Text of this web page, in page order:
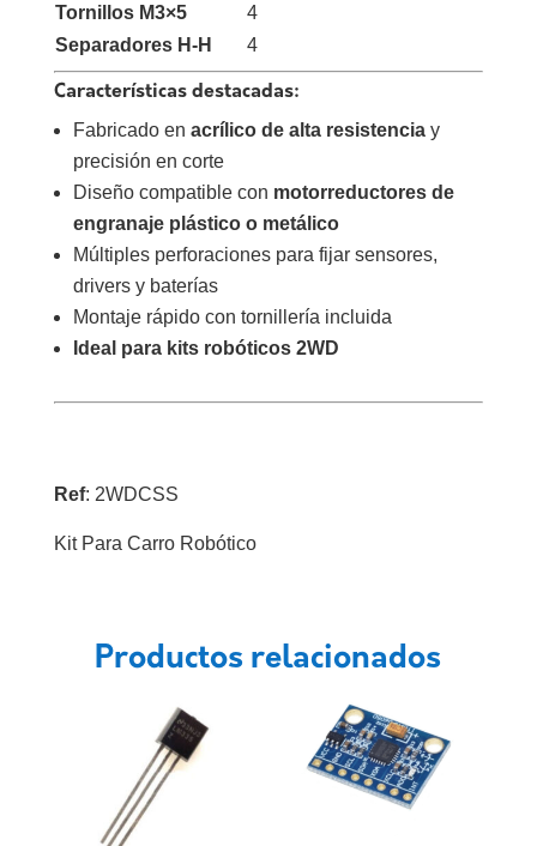
Tornillos M3×5
4
Separadores H-H
4
Características destacadas:
Fabricado en acrílico de alta resistenciay
precisión en corte
Diseño compatible con motorreductores de
engranaje plástico o metálico
Múltiples perforaciones para fijar sensores,
drivers y baterías
Montaje rápido con tornillería incluida
Ideal para kits robóticos 2WD
Ref: 2WDCSS
Kit Para Carro Robótico
Productos relacionados